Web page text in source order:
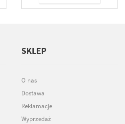
SKLEP
O nas
Dostawa
Reklamacje
Wyprzedaż